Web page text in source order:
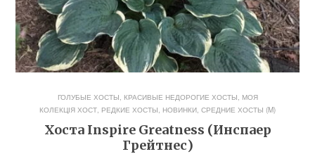
ГОЛУБЫЕ ХОСТЫ, КРАСИВЫЕ НЕДОРОГИЕ ХОСТЫ, МОЯ
КОЛЕКЦІЯ ХОСТ, РЕДКИЕ ХОСТЫ, НОВИНКИ, СРЕДНИЕ ХОСТЫ (M)
Хоста Inspire Greatness (Инспаер
Грейтнес)